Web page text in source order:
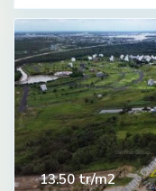
13.50tr/m2